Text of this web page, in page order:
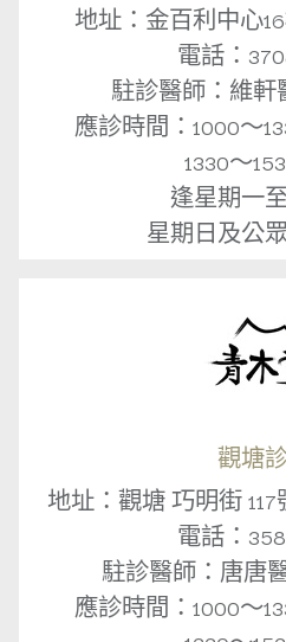
地址：金百利中心16
電話：
駐診醫師：維
應診時間：1000～
1330～
逢星期一
星期日及公
觀塘
地址：觀塘 巧明街
電話：
駐診醫師：唐唐
應診時間：1000～